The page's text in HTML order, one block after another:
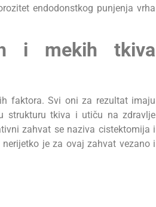
endodonstkog punjenja vrha
i mekih tkiva
faktora. Svi oni za rezultat imaju
strukturu tkiva i utiču na zdravlje
zahvat se naziva cistektomija i
je za ovaj zahvat vezano i